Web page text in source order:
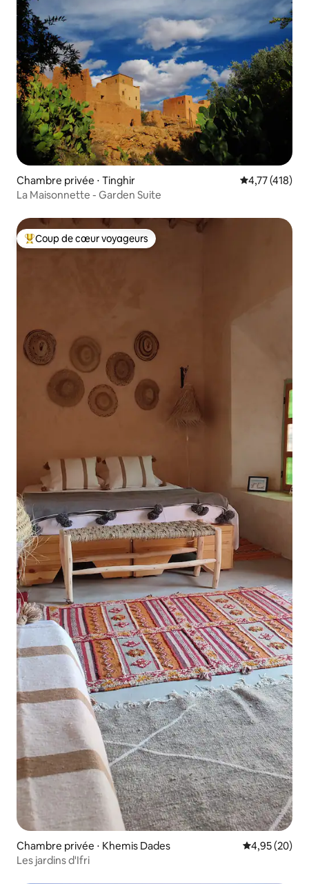
Chambre privée ⋅ Tinghir Évaluation
4,77 (418)
La Maisonnette - Garden Suite
Coups de cœur voyageurs les plus appréciés
Coup de cœur voyageurs
Chambre privée ⋅ Khemis Dades Évaluation
4,95 (20)
Les jardins d'Ifri